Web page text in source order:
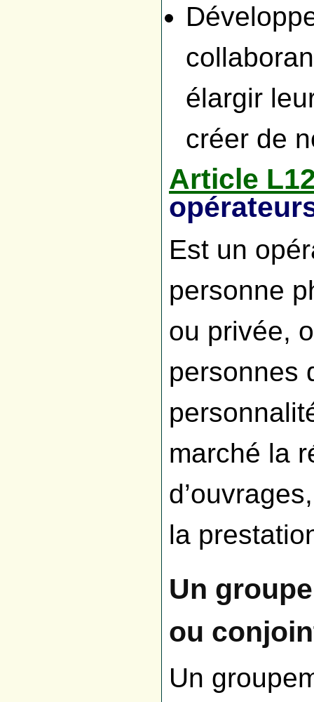
élargir
créer de
Article
Est un
personne
ou privée,
personnes
marché la
la
Un
ou
Un